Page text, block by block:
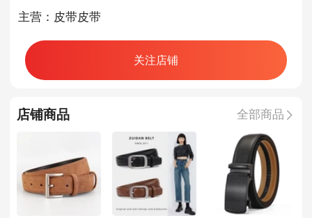
主营：皮带皮带
关注店铺
店铺商品 全部商品